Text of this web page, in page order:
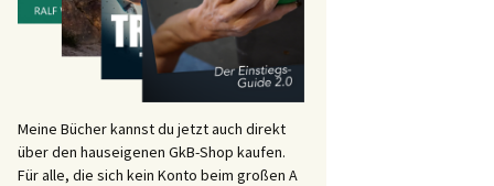
Meine Bücher kannst du jetzt auch direkt
über den hauseigenen GkB-Shop kaufen.
Für alle, die sich kein Konto beim großen A